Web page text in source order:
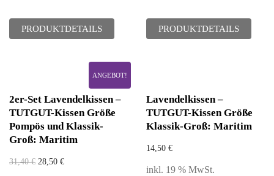
PRODUKTDETAILS PRODUKTDETAILS
ANGEBOT!
2er-Set Lavendelkissen –
TUTGUT-Kissen Größe
Pompös und Klassik-
Groß: Maritim
31,40€ 28,50 €
Lavendelkissen –
TUTGUT-Kissen Größe
Klassik-Groß: Maritim
14,50 €
inkl. 19 % MwSt.